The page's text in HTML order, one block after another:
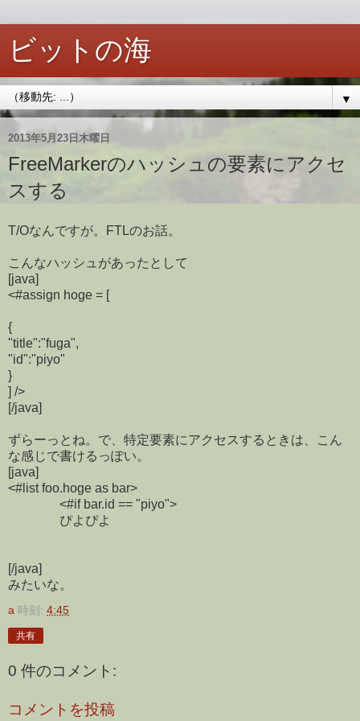
ビットの海
▼
2013年5月23日木曜日
FreeMarkerのハッシュの要素にアクセ
スする
T/Oなんですが。FTLのお話。
こんなハッシュがあったとして
[java]
<#assign hoge = [
{
"title":"fuga",
"id":"piyo"
}
] />
[/java]
ずらーっとね。で、特定要素にアクセスするときは、こん
な感じで書けるっぽい。
[java]
<#list foo.hoge as bar>
<#if bar.id == "piyo">
ぴよぴよ
[/java]
みたいな。
a 時刻: 4:45
共有
0 件のコメント:
コメントを投稿